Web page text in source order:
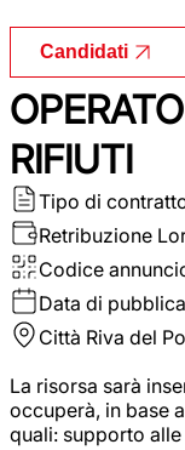
Candidati
RIFIUTI
Tipo di
Retribuzione
Codice
Data di
Città Riva del Po
La risorsa sarà
occuperà, in base
quali: supporto